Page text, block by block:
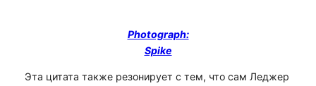
Photograph:
Spike
Эта цитата также резонирует с тем, что сам Леджер